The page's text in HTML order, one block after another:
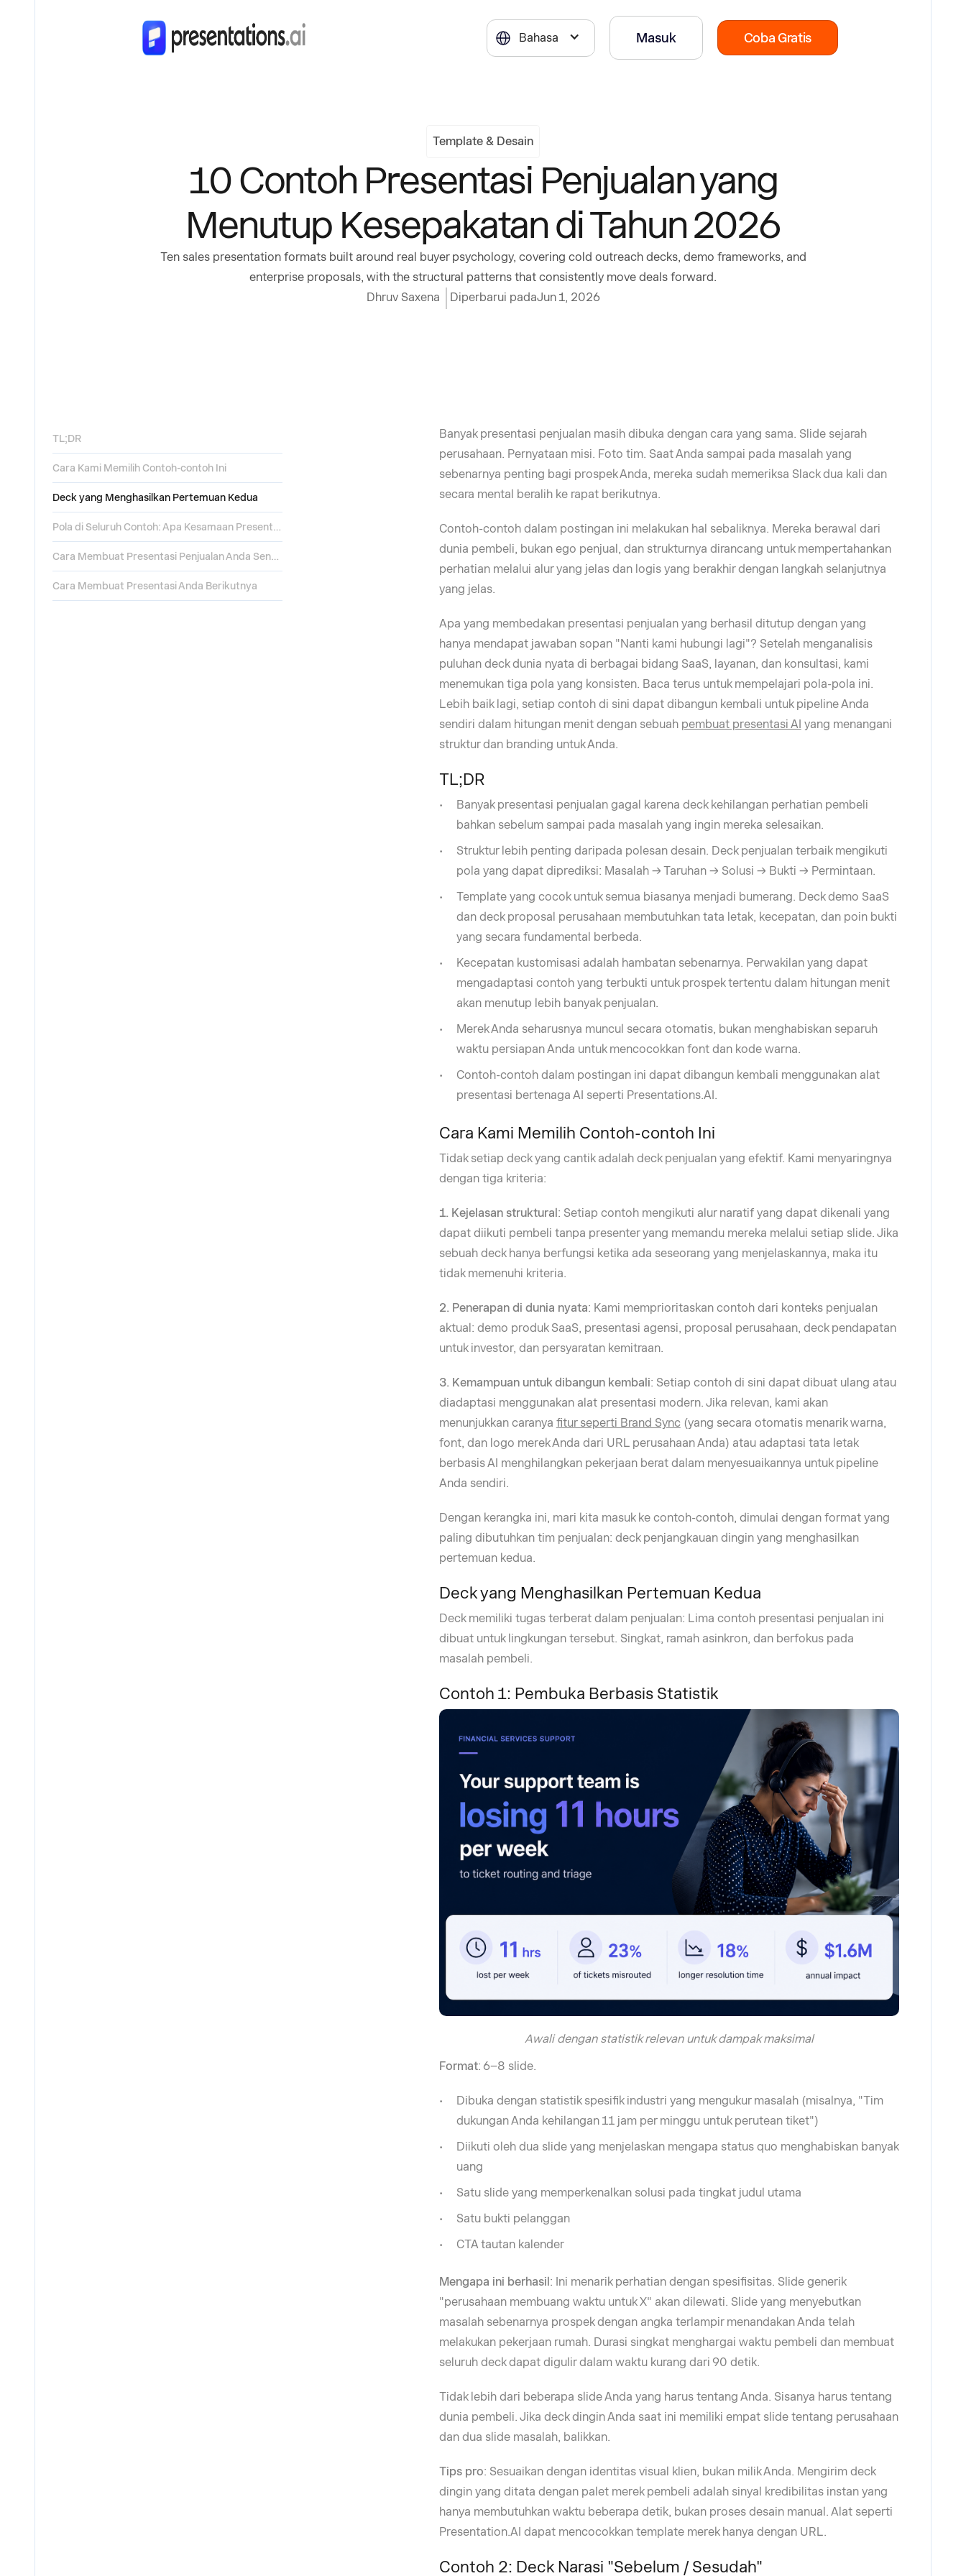
Bahasa Masuk Coba Gratis
Template & Desain
10 Contoh Presentasi Penjualan yang
Menutup Kesepakatan di Tahun 2026
Ten sales presentation formats built around real buyer psychology, covering cold outreach decks, demo frameworks, and
enterprise proposals, with the structural patterns that consistently move deals forward.
Dhruv Saxena
Diperbarui padaJun 1, 2026
TL;DR
Cara Kami Memilih Contoh-contoh Ini
Deck yang Menghasilkan Pertemuan Kedua
Cara Membuat Presentasi Anda Berikutnya
Banyak presentasi penjualan masih dibuka dengan cara yang sama. Slide sejarah
perusahaan. Pernyataan misi. Foto tim. Saat Anda sampai pada masalah yang
sebenarnya penting bagi prospek Anda, mereka sudah memeriksa Slack dua kali dan
secara mental beralih ke rapat berikutnya.
Contoh-contoh dalam postingan ini melakukan hal sebaliknya. Mereka berawal dari
dunia pembeli, bukan ego penjual, dan strukturnya dirancang untuk mempertahankan
perhatian melalui alur yang jelas dan logis yang berakhir dengan langkah selanjutnya
yang jelas.
Apa yang membedakan presentasi penjualan yang berhasil ditutup dengan yang
hanya mendapat jawaban sopan "Nanti kami hubungi lagi"? Setelah menganalisis
puluhan deck dunia nyata di berbagai bidang SaaS, layanan, dan konsultasi, kami
menemukan tiga pola yang konsisten. Baca terus untuk mempelajari pola-pola ini.
Lebih baik lagi, setiap contoh di sini dapat dibangun kembali untuk pipeline Anda
sendiri dalam hitungan menit dengan sebuah pembuat presentasi AI yang menangani
struktur dan branding untuk Anda.
TL;DR
Banyak presentasi penjualan gagal karena deck kehilangan perhatian pembeli
bahkan sebelum sampai pada masalah yang ingin mereka selesaikan.
Struktur lebih penting daripada polesan desain. Deck penjualan terbaik mengikuti
pola yang dapat diprediksi: Masalah → Taruhan → Solusi → Bukti → Permintaan.
Template yang cocok untuk semua biasanya menjadi bumerang. Deck demo SaaS
dan deck proposal perusahaan membutuhkan tata letak, kecepatan, dan poin bukti
yang secara fundamental berbeda.
Kecepatan kustomisasi adalah hambatan sebenarnya. Perwakilan yang dapat
mengadaptasi contoh yang terbukti untuk prospek tertentu dalam hitungan menit
akan menutup lebih banyak penjualan.
Merek Anda seharusnya muncul secara otomatis, bukan menghabiskan separuh
waktu persiapan Anda untuk mencocokkan font dan kode warna.
Contoh-contoh dalam postingan ini dapat dibangun kembali menggunakan alat
presentasi bertenaga AI seperti Presentations.AI.
Cara Kami Memilih Contoh-contoh Ini
Tidak setiap deck yang cantik adalah deck penjualan yang efektif. Kami menyaringnya
dengan tiga kriteria:
1. Kejelasan struktural: Setiap contoh mengikuti alur naratif yang dapat dikenali yang
dapat diikuti pembeli tanpa presenter yang memandu mereka melalui setiap slide. Jika
sebuah deck hanya berfungsi ketika ada seseorang yang menjelaskannya, maka itu
tidak memenuhi kriteria.
2. Penerapan di dunia nyata: Kami memprioritaskan contoh dari konteks penjualan
aktual: demo produk SaaS, presentasi agensi, proposal perusahaan, deck pendapatan
untuk investor, dan persyaratan kemitraan.
3. Kemampuan untuk dibangun kembali: Setiap contoh di sini dapat dibuat ulang atau
diadaptasi menggunakan alat presentasi modern. Jika relevan, kami akan
menunjukkan caranya fitur seperti Brand Sync(yang secara otomatis menarik warna,
font, dan logo merek Anda dari URL perusahaan Anda) atau adaptasi tata letak
berbasis AI menghilangkan pekerjaan berat dalam menyesuaikannya untuk pipeline
Anda sendiri.
Dengan kerangka ini, mari kita masuk ke contoh-contoh, dimulai dengan format yang
paling dibutuhkan tim penjualan: deck penjangkauan dingin yang menghasilkan
pertemuan kedua.
Deck yang Menghasilkan Pertemuan Kedua
Deck memiliki tugas terberat dalam penjualan: Lima contoh presentasi penjualan ini
dibuat untuk lingkungan tersebut. Singkat, ramah asinkron, dan berfokus pada
masalah pembeli.
Contoh 1: Pembuka Berbasis Statistik
Awali dengan statistik relevan untuk dampak maksimal
Format: 6–8 slide.
Dibuka dengan statistik spesifik industri yang mengukur masalah (misalnya, "Tim
dukungan Anda kehilangan 11 jam per minggu untuk perutean tiket")
Diikuti oleh dua slide yang menjelaskan mengapa status quo menghabiskan banyak
uang
Satu slide yang memperkenalkan solusi pada tingkat judul utama
Satu bukti pelanggan
CTA tautan kalender
Mengapa ini berhasil : Ini menarik perhatian dengan spesifisitas. Slide generik
"perusahaan membuang waktu untuk X" akan dilewati. Slide yang menyebutkan
masalah sebenarnya prospek dengan angka terlampir menandakan Anda telah
melakukan pekerjaan rumah. Durasi singkat menghargai waktu pembeli dan membuat
seluruh deck dapat digulir dalam waktu kurang dari 90 detik.
Tidak lebih dari beberapa slide Anda yang harus tentang Anda. Sisanya harus tentang
dunia pembeli. Jika deck dingin Anda saat ini memiliki empat slide tentang perusahaan
dan dua slide masalah, balikkan.
Tips pro: Sesuaikan dengan identitas visual klien, bukan milik Anda. Mengirim deck
dingin yang ditata dengan palet merek pembeli adalah sinyal kredibilitas instan yang
hanya membutuhkan waktu beberapa detik, bukan proses desain manual. Alat seperti
Presentation.AI dapat mencocokkan template merek hanya dengan URL.
Contoh 2: Deck Narasi "Sebelum / Sesudah"